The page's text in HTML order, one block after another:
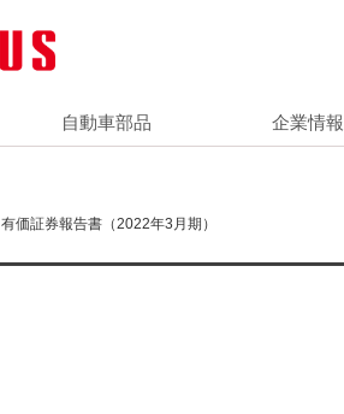
自動車部品 企業情報
有価証券報告書（2022年3月期）